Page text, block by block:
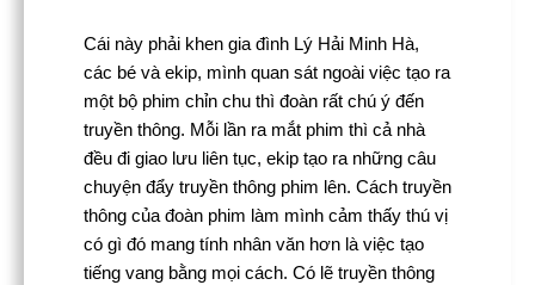
Cái này phải khen gia đình Lý Hải Minh Hà,
các bé và ekip, mình quan sát ngoài việc tạo ra
một bộ phim chỉn chu thì đoàn rất chú ý đến
truyền thông. Mỗi lần ra mắt phim thì cả nhà
đều đi giao lưu liên tục, ekip tạo ra những câu
chuyện đẩy truyền thông phim lên. Cách truyền
thông của đoàn phim làm mình cảm thấy thú vị
có gì đó mang tính nhân văn hơn là việc tạo
tiếng vang bằng mọi cách. Có lẽ truyền thông